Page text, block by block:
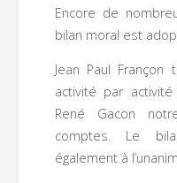
Encore de
bilan moral est
Jean Paul
activité par
René Gacon
comptes. Le
également à